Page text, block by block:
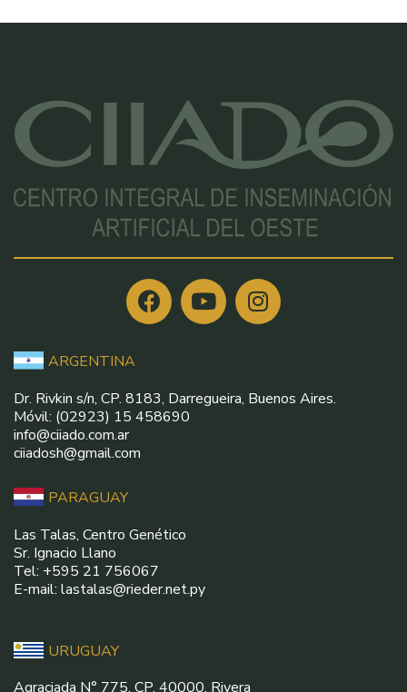
ARGENTINA
Dr. Rivkin s/n, CP. 8183, Darregueira, Buenos Aires.
Móvil: (02923) 15 458690
info@ciiado.com.ar
ciiadosh@gmail.com
PARAGUAY
Las Talas, Centro Genético
Sr. Ignacio Llano
Tel: +595 21 756067
E-mail: lastalas@rieder.net.py
URUGUAY
Agraciada N° 775, CP. 40000, Rivera